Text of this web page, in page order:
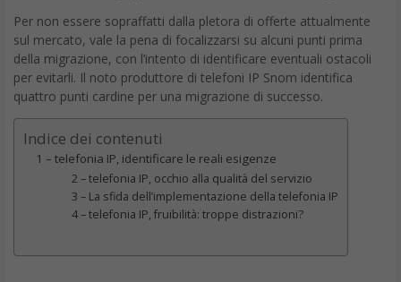
Per non essere sopraffatti dalla pletora di offerte attualmente
sul mercato, vale la pena di focalizzarsi su alcuni punti prima
della migrazione, con l’intento di identificare eventuali ostacoli
per evitarli. Il noto produttore di telefoni IP Snom identifica
quattro punti cardine per una migrazione di successo.
Indice dei contenuti
1 – telefonia IP, identificare le reali esigenze
2 – telefonia IP, occhio alla qualità del servizio
3 – La sfida dell’implementazione della telefonia IP
4 – telefonia IP, fruibilità: troppe distrazioni?